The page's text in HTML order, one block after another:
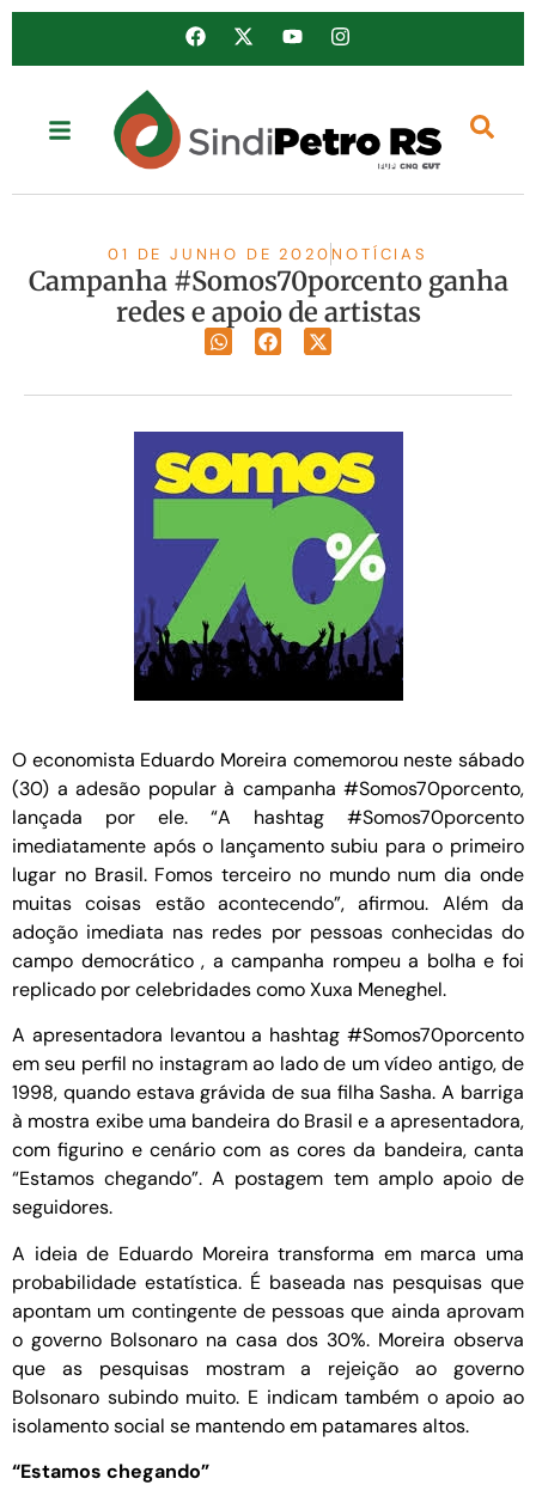
01 DE JUNHO DE 2020 NOTÍCIAS
Campanha #Somos70porcento ganha
redes e apoio de artistas
O economista Eduardo Moreira comemorou neste sábado
(30) a adesão popular à campanha #Somos70porcento,
lançada por ele. “A hashtag #Somos70porcento
imediatamente após o lançamento subiu para o primeiro
lugar no Brasil. Fomos terceiro no mundo num dia onde
muitas coisas estão acontecendo”, afirmou. Além da
adoção imediata nas redes por pessoas conhecidas do
campo democrático , a campanha rompeu a bolha e foi
replicado por celebridades como Xuxa Meneghel.
A apresentadora levantou a hashtag #Somos70porcento
em seu perfil no instagram ao lado de um vídeo antigo, de
1998, quando estava grávida de sua filha Sasha. A barriga
à mostra exibe uma bandeira do Brasil e a apresentadora,
com figurino e cenário com as cores da bandeira, canta
“Estamos chegando”. A postagem tem amplo apoio de
seguidores.
A ideia de Eduardo Moreira transforma em marca uma
probabilidade estatística. É baseada nas pesquisas que
apontam um contingente de pessoas que ainda aprovam
o governo Bolsonaro na casa dos 30%. Moreira observa
que as pesquisas mostram a rejeição ao governo
Bolsonaro subindo muito. E indicam também o apoio ao
isolamento social se mantendo em patamares altos.
“Estamos chegando”